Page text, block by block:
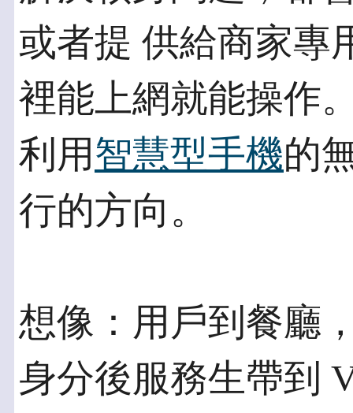
或者提 供給商家專
裡能上網就能操作
利用智慧型手機的
行的方向。
想像：用戶到餐廳
身分後服務生帶到